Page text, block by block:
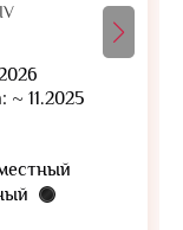
~ 11.2025